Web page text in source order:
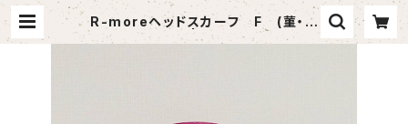
R-moreヘッドスカーフ F (菫・ピ
ンク系) | Ｒ‐more